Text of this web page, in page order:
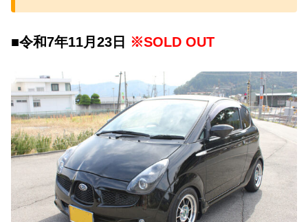
■令和7年11月23日 ※SOLD OUT